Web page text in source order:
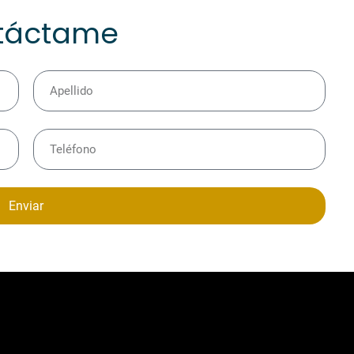
Enviar